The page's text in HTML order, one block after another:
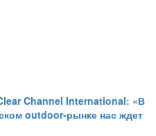
Channel International: «В
outdoor-рынке нас ждет